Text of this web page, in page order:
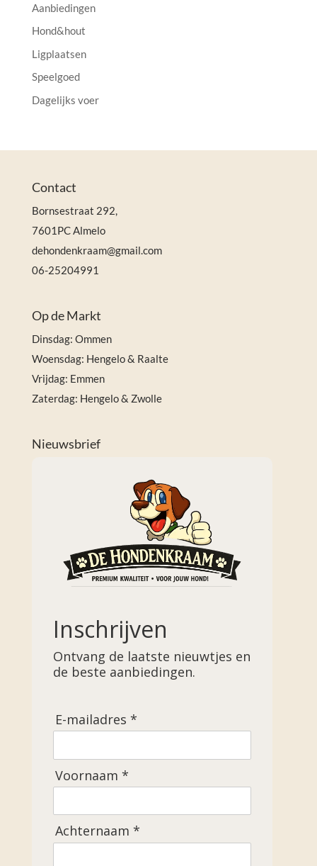
Aanbiedingen
Hond&hout
Ligplaatsen
Speelgoed
Dagelijks voer
Contact
Bornsestraat 292,
7601PC Almelo
dehondenkraam@gmail.com
06-25204991
Op de Markt
Dinsdag: Ommen
Woensdag: Hengelo & Raalte
Vrijdag: Emmen
Zaterdag: Hengelo & Zwolle
Nieuwsbrief
Inschrijven
Ontvang de laatste nieuwtjes en
de beste aanbiedingen.
E-mailadres *
Voornaam *
Achternaam *